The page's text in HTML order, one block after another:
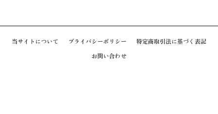
当サイトについて プライバシーポリシー 特定商取引法に基づく表記
お問い合わせ